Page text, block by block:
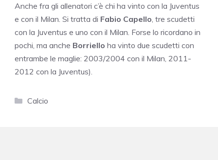
Anche fra gli allenatori c’è chi ha vinto con la Juventus
e con il Milan. Si tratta di Fabio Capello , tre scudetti
con la Juventus e uno con il Milan. Forse lo ricordano in
pochi, ma anche Borriello ha vinto due scudetti con
entrambe le maglie: 2003/2004 con il Milan, 2011-
2012 con la Juventus).
Categorie
Calcio